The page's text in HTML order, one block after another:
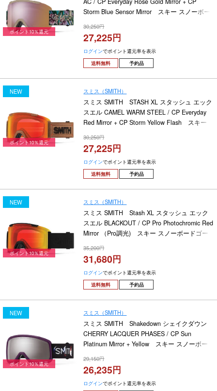
Storm Blue Sensor Mirror スキー スノーボー
30,250
27,225
ログインでポイント還元率を表示
送料無料
予約品
ポイント10％還元
NEW スミス（SMITH）
スミス SMITH STASH XL スタッシュ エック
スエル CAMEL WARM STEEL / CP Everyday
Red Mirror + CP Storm Yellow Flash スキー
30,250
27,225
ログインでポイント還元率を表示
送料無料
予約品
ポイント10％還元
NEW スミス（SMITH）
スミス SMITH Stash XL スタッシュ エック
スエル BLACKOUT / CP Pro Photochromic Red
Mirror （Pro調光) スキー スノーボードゴー
35,200
31,680
ログインでポイント還元率を表示
送料無料
予約品
ポイント10％還元
NEW スミス（SMITH）
スミス SMITH Shakedown シェイクダウン
CHERRY LACQUER PHASES / CP Sun
Platinum Mirror + Yellow スキー スノーボー
29,150
26,235
ログインでポイント還元率を表示
ポイント10％還元